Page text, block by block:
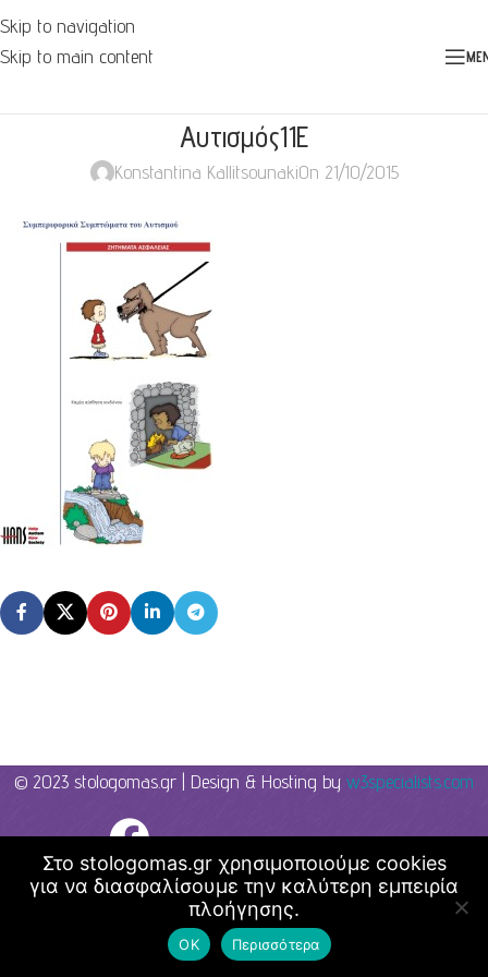
Skip to navigation
Skip to main content
Αυτισμός11E
Konstantina KallitsounakiOn 21/10/2015
© 2023 stologomas.gr | Design & Hosting by w3specialists.com
Στο stologomas.gr χρησιμοποιούμε cookies
για να διασφαλίσουμε την καλύτερη εμπειρία
πλοήγησης.
ΟΚ Περισσότερα